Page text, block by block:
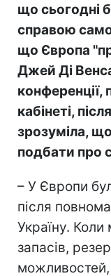
що сьогодні
справою
що Європа
Джей Ді
конференції,
кабінеті,
зрозуміла,
подбати про
– У Європи
після
Україну.
запасів,